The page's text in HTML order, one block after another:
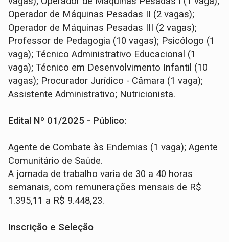
Operador de Máquinas Pesadas II (2 vagas);
Operador de Máquinas Pesadas III (2 vagas);
Professor de Pedagogia (10 vagas); Psicólogo (1
vaga); Técnico Administrativo Educacional (1
vaga); Técnico em Desenvolvimento Infantil (10
vagas); Procurador Jurídico - Câmara (1 vaga);
Assistente Administrativo; Nutricionista.
Edital Nº 01/2025 - Público:
Agente de Combate às Endemias (1 vaga); Agente
Comunitário de Saúde.
A jornada de trabalho varia de 30 a 40 horas
semanais, com remunerações mensais de R$
1.395,11 a R$ 9.448,23.
Inscrição e Seleção